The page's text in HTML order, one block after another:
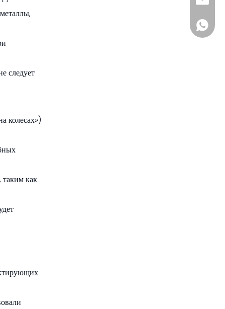
следует
колесах»)
таким как